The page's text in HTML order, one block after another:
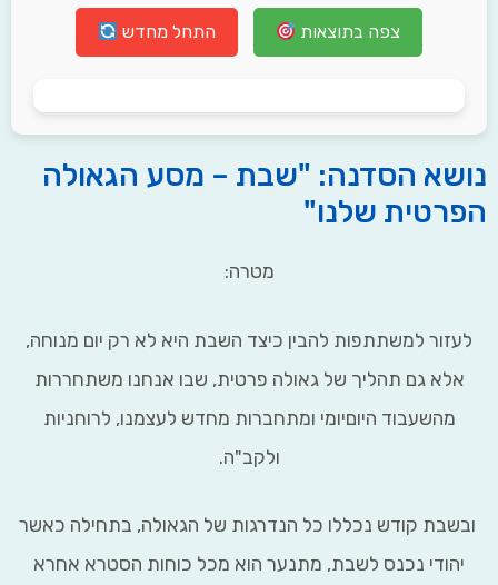
צפה בתוצאות התחל מחדש
הסדנה: "שבת – מסע הגאולה
שלנו"
מטרה:
למשתתפות להבין כיצד השבת היא לא רק יום מנוחה,
גם תהליך של גאולה פרטית, שבו אנחנו משתחררות
מהשעבוד היוםיומי ומתחברות מחדש לעצמנו, לרוחניות
ולקב"ה.
קודש נכללו כל הנדרגות של הגאולה, בתחילה כאשר
נכנס לשבת, מתנער הוא מכל כוחות הסטרא אחרא